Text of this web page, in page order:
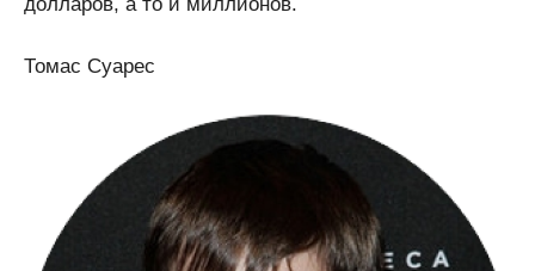
Томас Суарес